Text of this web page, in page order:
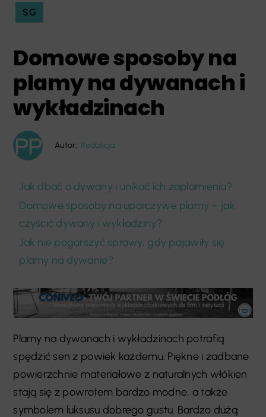
SG
Domowe sposoby na
plamy na dywanach i
wykładzinach
Autor: Redakcja
Jak dbać o dywany i unikać ich zaplamienia?
Domowe sposoby na uporczywe plamy – jak
czyścić dywany i wykładziny?
Jak nie pogorszyć sprawy, gdy pojawiły się
plamy na dywanie?
Plamy na dywanach i wykładzinach potrafią
spędzić sen z powiek każdemu. Piękne i zadbane
powierzchnie materiałowe z naturalnych włókien
stają się z powrotem bardzo modne, a także
symbolem luksusu dobrego gustu. Bardzo dużą